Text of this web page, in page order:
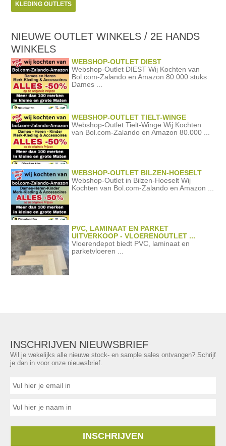
KLEDING OUTLETS
NIEUWE OUTLET WINKELS / 2E HANDS
WINKELS
WEBSHOP-OUTLET DIEST
Webshop-Outlet DIEST Wij Kochten van
Bol.com-Zalando en Amazon 80.000 stuks
Dames ...
WEBSHOP-OUTLET TIELT-WINGE
Webshop-Outlet Tielt-Winge Wij Kochten
van Bol.com-Zalando en Amazon 80.000 ...
WEBSHOP-OUTLET BILZEN-HOESELT
Webshop-Outlet in Bilzen-Hoeselt Wij
Kochten van Bol.com-Zalando en Amazon ...
PVC, LAMINAAT EN PARKET
UITVERKOOP - VLOERENOUTLET ...
Vloerendepot biedt PVC, laminaat en
parketvloeren ...
INSCHRIJVEN NIEUWSBRIEF
Wil je wekelijks alle nieuwe stock- en sample sales ontvangen? Schrijf
je dan in voor onze nieuwsbrief.
INSCHRIJVEN